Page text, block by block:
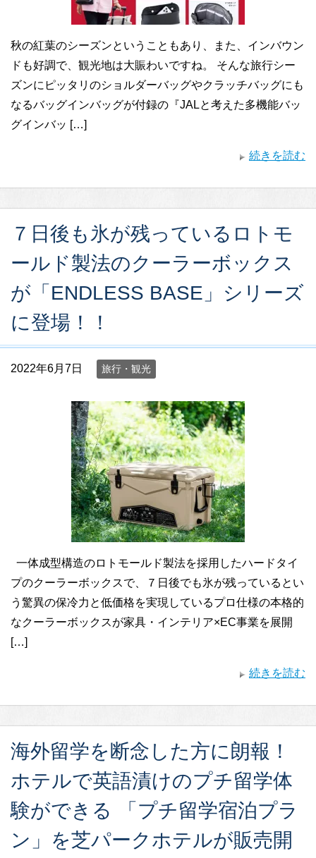
秋の紅葉のシーズンということもあり、また、インバウン
ドも好調で、観光地は大賑わいですね。 そんな旅行シー
ズンにピッタリのショルダーバッグやクラッチバッグにも
なるバッグインバッグが付録の『JALと考えた多機能バッ
グインバッ […]
続きを読む
７日後も氷が残っているロトモ
ールド製法のクーラーボックス
が「ENDLESS BASE」シリーズ
に登場！！
2022年6月7日 旅行・観光
一体成型構造のロトモールド製法を採用したハードタイ
プのクーラーボックスで、７日後でも氷が残っているとい
う驚異の保冷力と低価格を実現しているプロ仕様の本格的
なクーラーボックスが家具・インテリア×EC事業を展開
[…]
続きを読む
海外留学を断念した方に朗報！
ホテルで英語漬けのプチ留学体
験ができる 「プチ留学宿泊プラ
ン」を芝パークホテルが販売開